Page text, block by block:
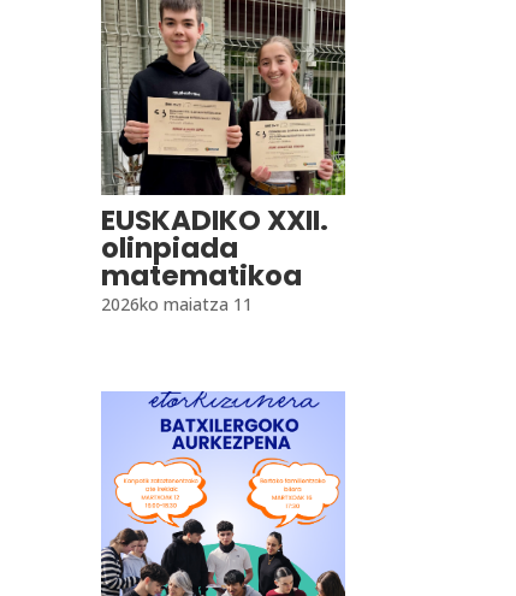
EUSKADIKO XXII.
olinpiada
matematikoa
2026ko maiatza 11